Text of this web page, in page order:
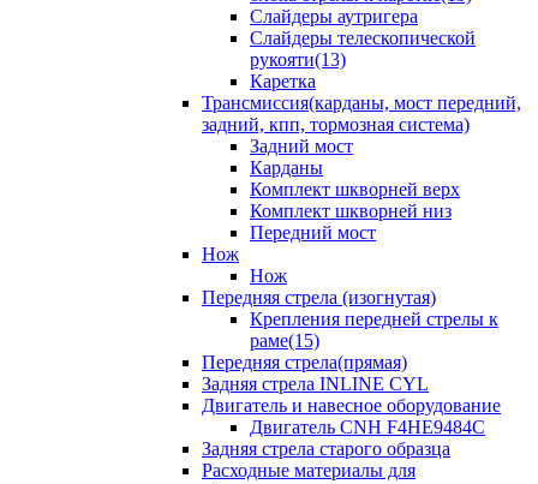
Слайдеры аутригера
Слайдеры телескопической
рукояти(13)
Каретка
Трансмиссия(карданы, мост передний,
задний, кпп, тормозная система)
Задний мост
Карданы
Комплект шкворней верх
Комплект шкворней низ
Передний мост
Нож
Нож
Передняя стрела (изогнутая)
Крепления передней стрелы к
раме(15)
Передняя стрела(прямая)
Задняя стрела INLINE CYL
Двигатель и навесное оборудование
Двигатель CNH F4HE9484C
Задняя стрела старого образца
Расходные материалы для